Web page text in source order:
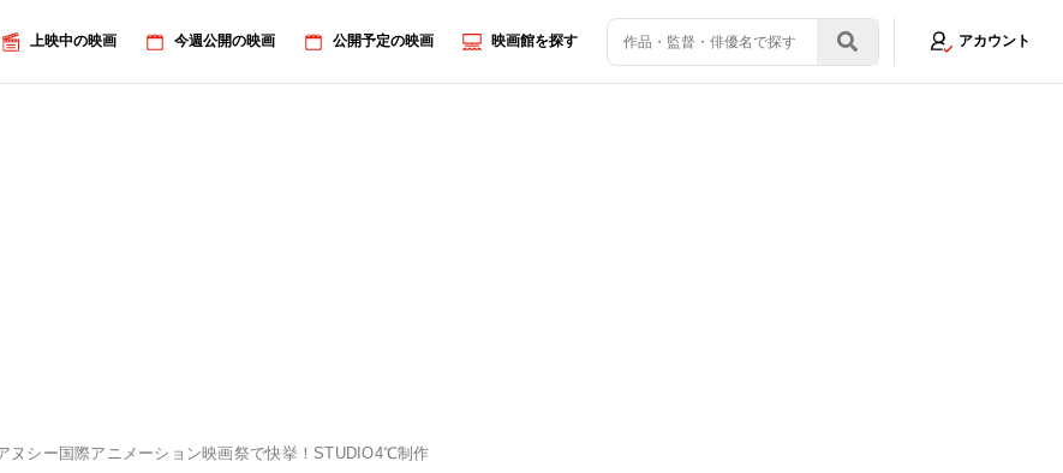
上映中の映画 今週公開の映画 公開予定の映画 映画館を探す アカウント
ヌシー国際アニメーション映画祭で快挙！STUDIO4℃制作『ChaO』が、日本アニメ8年ぶりの審査員賞を受賞